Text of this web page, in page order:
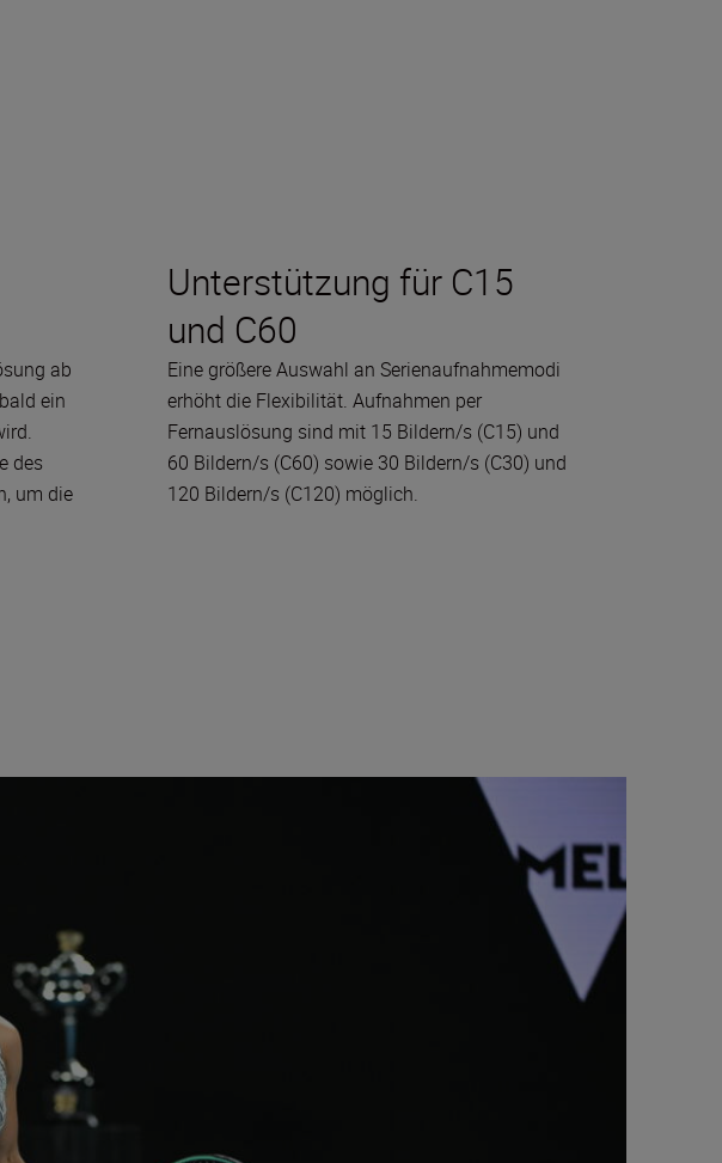
ab
ein
des
um die
Unterstützung für C15
und C60
Eine größere Auswahl an Serienaufnahmemodi
erhöht die Flexibilität. Aufnahmen per
Fernauslösung sind mit 15 Bildern/s (C15) und
60 Bildern/s (C60) sowie 30 Bildern/s (C30) und
120 Bildern/s (C120) möglich.